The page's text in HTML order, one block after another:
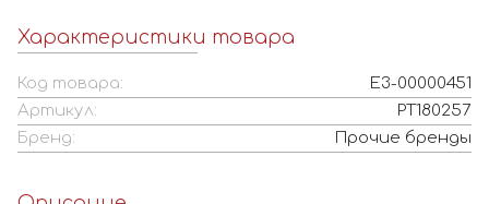
Характеристики товара
Код товара:
Е3-00000451
Артикул:
РТ180257
Бренд:
Прочие бренды